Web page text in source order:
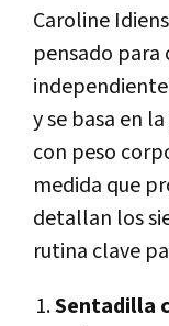
Caroline
pensado para
y se basa en
con peso
medida que
detallan los
rutina clave
Sentadilla